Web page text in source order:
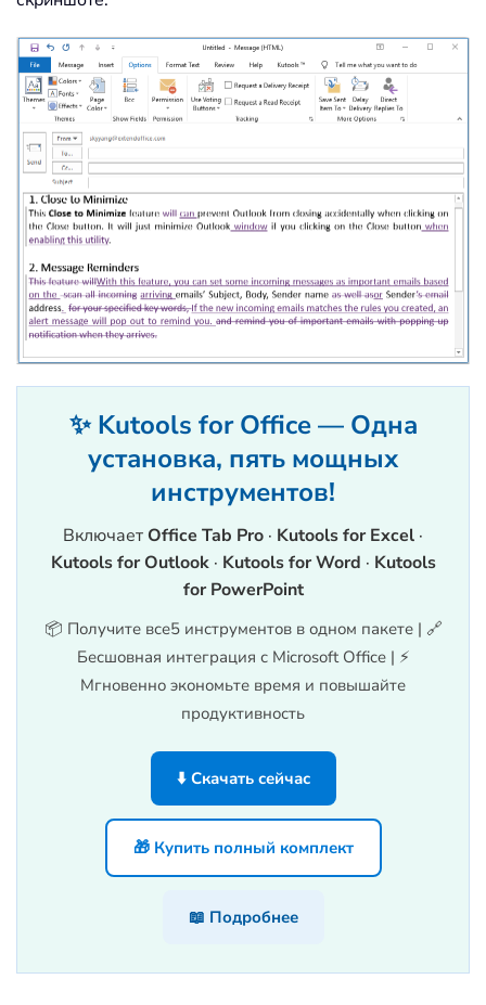
✨ Kutools for Office — Одна
установка, пять мощных
инструментов!
ВключаетOffice Tab Pro · Kutools for Excel ·
Kutools for Outlook· Kutools for Word · Kutools
for PowerPoint
📦 Получите все5 инструментов в одном пакете | 🔗
Бесшовная интеграция с Microsoft Office | ⚡
Мгновенно экономьте время и повышайте
продуктивность
⬇️ Скачать сейчас
🎁 Купить полный комплект
📖 Подробнее